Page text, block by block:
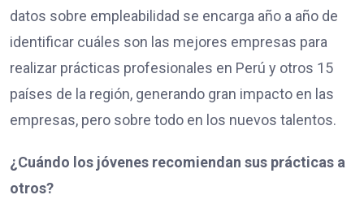
datos sobre empleabilidad se encarga año a año de
identificar cuáles son las mejores empresas para
realizar prácticas profesionales en Perú y otros 15
países de la región, generando gran impacto en las
empresas, pero sobre todo en los nuevos talentos.
¿Cuándo los jóvenes recomiendan sus prácticas a
otros?